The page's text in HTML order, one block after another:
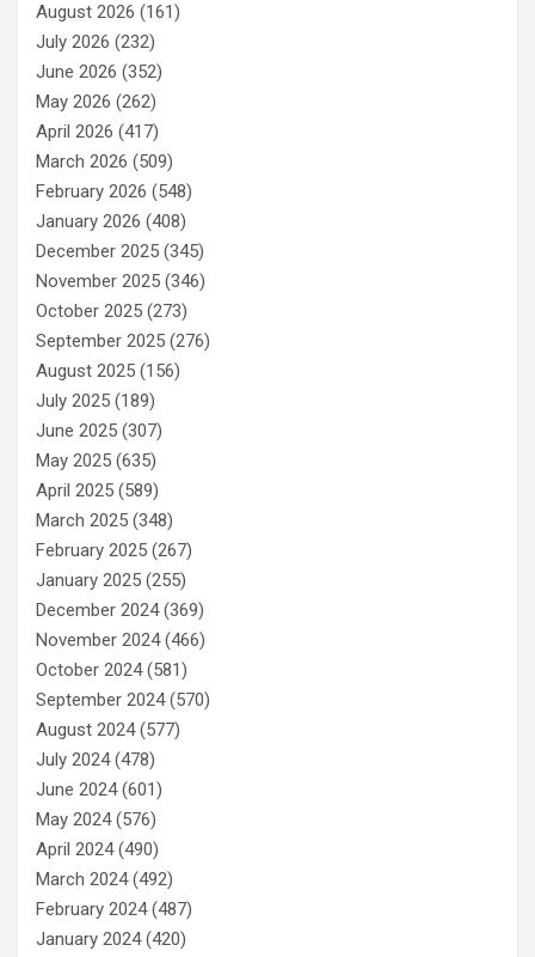
August 2026 (161)
July 2026 (232)
June 2026 (352)
May 2026 (262)
April 2026 (417)
March 2026 (509)
February 2026 (548)
January 2026 (408)
December 2025 (345)
November 2025 (346)
October 2025 (273)
September 2025 (276)
August 2025 (156)
July 2025 (189)
June 2025 (307)
May 2025 (635)
April 2025 (589)
March 2025 (348)
February 2025 (267)
January 2025 (255)
December 2024(369)
November 2024(466)
October 2024(581)
September 2024(570)
August 2024(577)
July 2024(478)
June 2024(601)
May 2024(576)
April 2024(490)
March 2024(492)
February 2024(487)
January 2024(420)